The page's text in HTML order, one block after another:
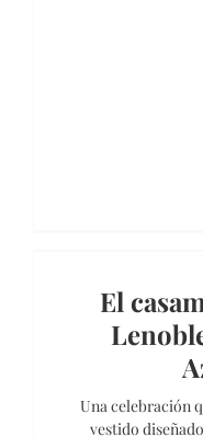
El
Una celebración
vestido